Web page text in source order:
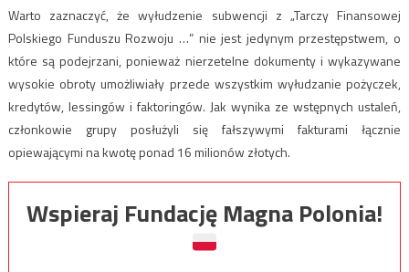
Warto zaznaczyć, że wyłudzenie subwencji z „Tarczy Finansowej
Polskiego Funduszu Rozwoju …” nie jest jedynym przestępstwem, o
które są podejrzani, ponieważ nierzetelne dokumenty i wykazywane
wysokie obroty umożliwiały przede wszystkim wyłudzanie pożyczek,
kredytów, lessingów i faktoringów. Jak wynika ze wstępnych ustaleń,
członkowie grupy posłużyli się fałszywymi fakturami łącznie
opiewającymi na kwotę ponad 16 milionów złotych.
Wspieraj Fundację Magna Polonia!